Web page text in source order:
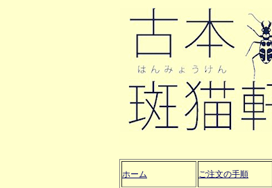
ホーム ご注文の手順